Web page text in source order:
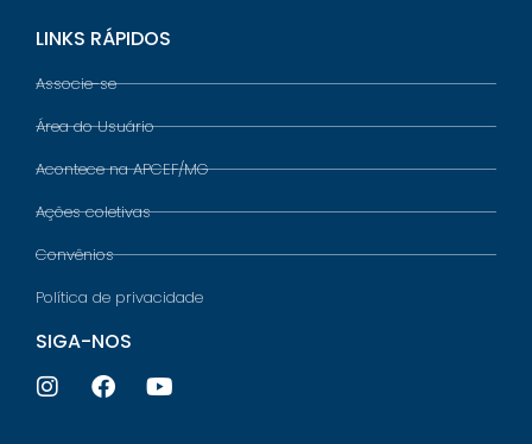
LINKS RÁPIDOS
Associe-se
Área do Usuário
Acontece na APCEF/MG
Ações coletivas
Convênios
Política de privacidade
SIGA-NOS